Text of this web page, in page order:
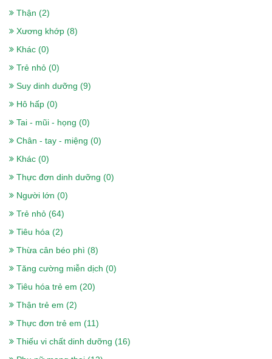
Thận (2)
Xương khớp (8)
Khác (0)
Trẻ nhỏ (0)
Suy dinh dưỡng (9)
Hô hấp (0)
Tai - mũi - họng (0)
Chân - tay - miệng (0)
Khác (0)
Thực đơn dinh dưỡng (0)
Người lớn (0)
Trẻ nhỏ (64)
Tiêu hóa (2)
Thừa cân béo phì (8)
Tăng cường miễn dịch (0)
Tiêu hóa trẻ em (20)
Thận trẻ em (2)
Thực đơn trẻ em (11)
Thiếu vi chất dinh dưỡng (16)
Sữa Boost Optimum 400g- cho người